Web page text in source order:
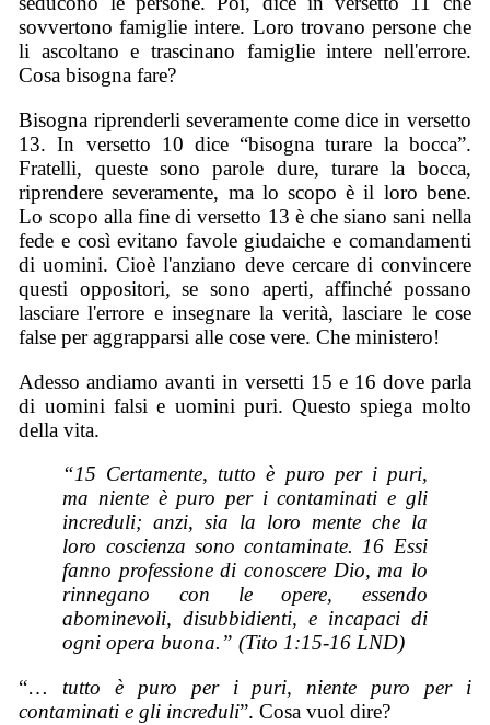
sovvertono famiglie intere. Loro trovano persone che
li ascoltano e trascinano famiglie intere nell'errore.
Cosa bisogna fare?
Bisogna riprenderli severamente come dice in versetto
13. In versetto 10 dice “bisogna turare la bocca”.
Fratelli, queste sono parole dure, turare la bocca,
riprendere severamente, ma lo scopo è il loro bene.
Lo scopo alla fine di versetto 13 è che siano sani nella
fede e così evitano favole giudaiche e comandamenti
di uomini. Cioè l'anziano deve cercare di convincere
questi oppositori, se sono aperti, affinché possano
lasciare l'errore e insegnare la verità, lasciare le cose
false per aggrapparsi alle cose vere. Che ministero!
Adesso andiamo avanti in versetti 15 e 16 dove parla
di uomini falsi e uomini puri. Questo spiega molto
della vita.
“15 Certamente, tutto è puro per i puri,
ma niente è puro per i contaminati e gli
increduli; anzi, sia la loro mente che la
loro coscienza sono contaminate. 16 Essi
fanno professione di conoscere Dio, ma lo
rinnegano con le opere, essendo
abominevoli, disubbidienti, e incapaci di
ogni opera buona.” (Tito 1:15-16 LND)
“… tutto è puro per i puri, niente puro per i
contaminati e gli increduli”. Cosa vuol dire?